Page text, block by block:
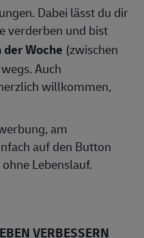
Dabei lässt du dir
verderben und bist
Woche (zwischen
Auch
willkommen,
am
auf den Button
Lebenslauf.
VERBESSERN